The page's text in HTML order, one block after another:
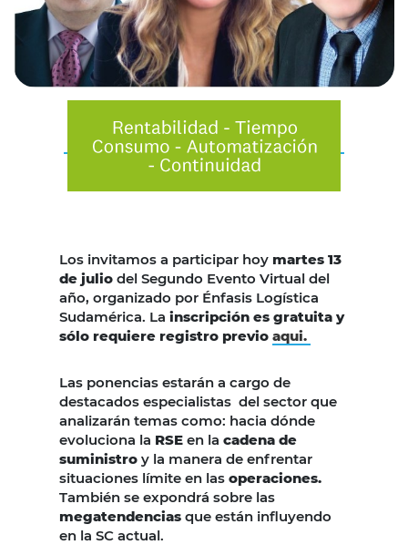
Los invitamos a participar hoy martes 13
de julio del Segundo Evento Virtual del
año, organizado por Énfasis Logística
Sudamérica. La inscripción es gratuita y
sólo requiere registro previo aqui.
Las ponencias estarán a cargo de
destacados especialistas del sector que
analizarán temas como: hacia dónde
evoluciona la RSE en la cadena de
suministro y la manera de enfrentar
situaciones límite en las operaciones.
También se expondrá sobre las
megatendencias que están influyendo
en la SC actual.